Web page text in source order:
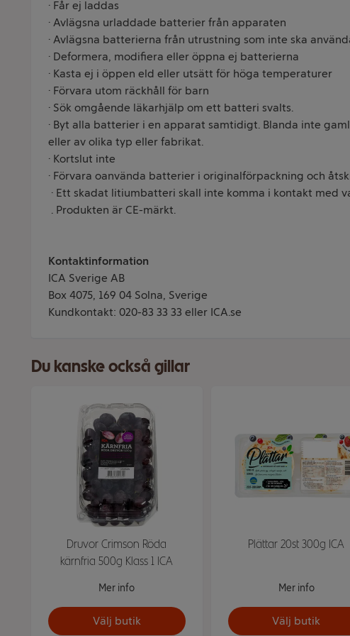
· Får ej laddas
· Avlägsna urladdade batterier från apparaten
· Avlägsna batterierna från utrustning som inte ska
· Deformera, modifiera eller öppna ej batterierna
· Kasta ej i öppen eld eller utsätt för höga temperaturer
· Förvara utom räckhåll för barn
· Sök omgående läkarhjälp om ett batteri svalts.
· Byt alla batterier i en apparat samtidigt. Blanda inte
eller av olika typ eller fabrikat.
· Kortslut inte
· Förvara oanvända batterier i originalförpackning och
· Ett skadat litiumbatteri skall inte komma i kontakt med
. Produkten är CE-märkt.
Kontaktinformation
ICA Sverige AB
Box 4075, 169 04 Solna, Sverige
Kundkontakt: 020-83 33 33 eller ICA.se
Du kanske också gillar
Druvor Crimson Röda
kärnfria 500g Klass 1 ICA
Mer info
Välj butik
Plättar 20st 300g ICA
Mer info
Välj butik